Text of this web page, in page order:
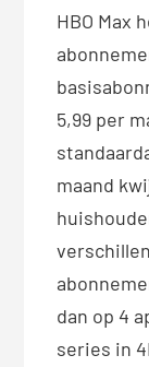
HBO Max
5,99 per
maand
dan op 4
series in